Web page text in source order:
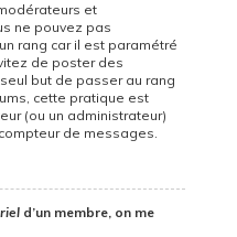
et
ne pouvez pas
rang car il est paramétré
de poster des
but de passer au rang
cette pratique est
(ou un administrateur)
de messages.
d’un membre, on me